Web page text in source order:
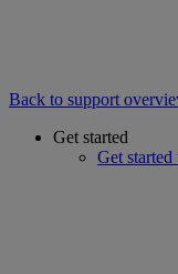
Back to support
Get started
Get